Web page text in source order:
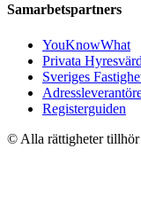
Samarbetspartners
YouKnowWhat
Privata
Sveriges
Registerguiden
© Alla rättigheter tillhör